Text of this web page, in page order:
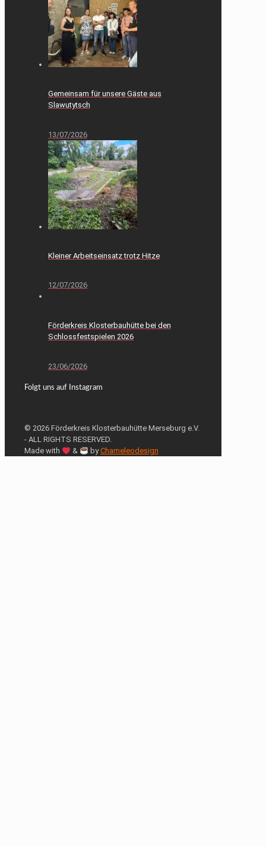
Gemeinsam für unsere Gäste aus
Slawutytsch
13/07/2026
Kleiner Arbeitseinsatz trotz Hitze
12/07/2026
Förderkreis Klosterbauhütte bei den
Schlossfestspielen 2026
23/06/2026
Folgt uns auf Instagram
© 2026 Förderkreis Klosterbauhütte Merseburg e.V.
- ALL RIGHTS RESERVED.
Made with
& byChameleodesign